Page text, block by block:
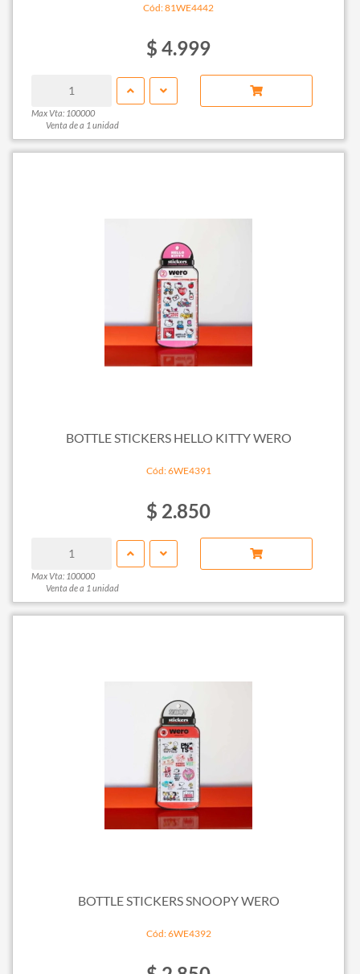
Cód: 81WE4442
$ 4.999
Max Vta: 100000
Venta de a 1 unidad
BOTTLE STICKERS HELLO KITTY WERO
Cód: 6WE4391
$ 2.850
Max Vta: 100000
Venta de a 1 unidad
BOTTLE STICKERS SNOOPY WERO
Cód: 6WE4392